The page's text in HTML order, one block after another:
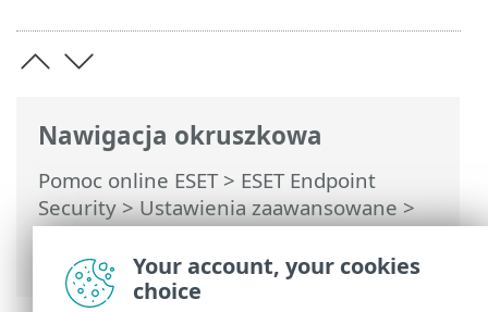
Nawigacja okruszkowa
Pomoc online ESET> ESET Endpoint
Security>Ustawienia zaawansowane>
Zabezpieczenia> Kontrola dostępu do
urządzeń
Your account, your cookies
choice